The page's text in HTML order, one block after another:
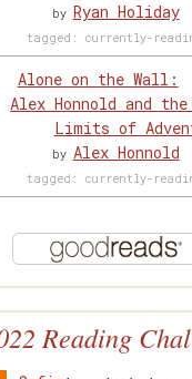
by Ryan Holiday
tagged: currently-
Alone on the Wall:
Alex Honnold and
Limits of
by Alex Honnold
tagged: currently-
Reading